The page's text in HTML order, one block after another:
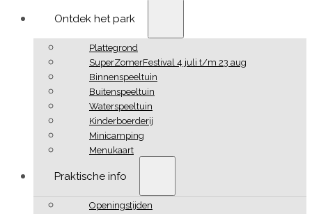
Ontdek het park
Plattegrond
SuperZomerFestival 4 juli t/m 23 aug
Binnenspeeltuin
Buitenspeeltuin
Waterspeeltuin
Kinderboerderij
Minicamping
Menukaart
Praktische info
Openingstijden